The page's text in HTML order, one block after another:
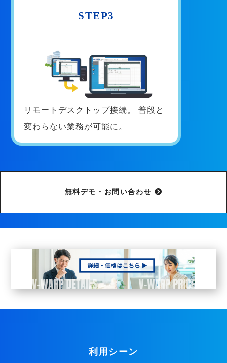
STEP3
リモートデスクトップ接続。
普段と
変わらない業務が可能に。
無料デモ・お問い合わせ
利用シーン